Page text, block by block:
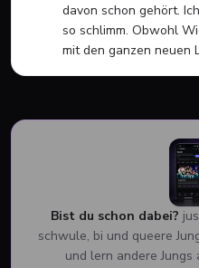
davon schon gehört.
so schlimm. Obwohl
mit den ganzen neuen
Bist du schon dabei?
schwule, bi und queere
und lern andere Jungs